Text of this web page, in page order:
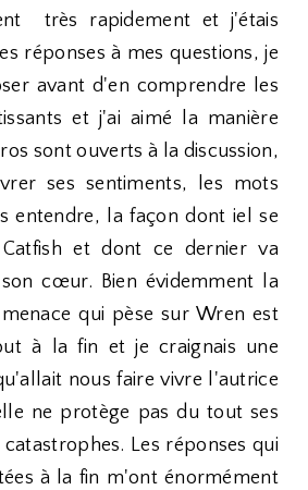
très rapidement et j'étais
réponses à mes questions, je
avant d'en comprendre les
et j'ai aimé la manière
sont ouverts à la discussion,
ses sentiments, les mots
entendre, la façon dont iel se
et dont ce dernier va
cœur. Bien évidemment la
qui pèse sur Wren est
à la fin et je craignais une
nous faire vivre l'autrice
ne protège pas du tout ses
Les réponses qui
à la fin m'ont énormément